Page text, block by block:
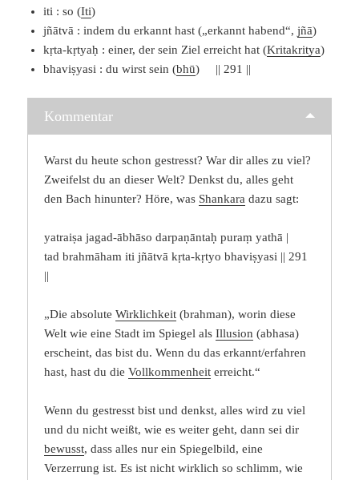
iti : so (Iti)
jñātvā : indem du erkannt hast („erkannt habend“,jñā)
kṛta-kṛtyaḥ : einer, der sein Ziel erreicht hat (Kritakritya)
bhaviṣyasi : du wirst sein (bhū) || 291 ||
Kommentar
Warst du heute schon gestresst? War dir alles zu viel?
Zweifelst du an dieser Welt? Denkst du, alles geht
den Bach hinunter? Höre, was Shankara dazu sagt:
yatraiṣa jagad-ābhāso darpaṇāntaḥ puraṃ yathā |
tad brahmāham iti jñātvā kṛta-kṛtyo bhaviṣyasi || 291
||
„Die absoluteWirklichkeit (brahman), worin diese
Welt wie eine Stadt im Spiegel alsIllusion (abhasa)
erscheint, das bist du. Wenn du das erkannt/erfahren
hast, hast du dieVollkommenheit erreicht.“
Wenn du gestresst bist und denkst, alles wird zu viel
und du nicht weißt, wie es weiter geht, dann sei dir
bewusst, dass alles nur ein Spiegelbild, eine
Verzerrung ist. Es ist nicht wirklich so schlimm, wie